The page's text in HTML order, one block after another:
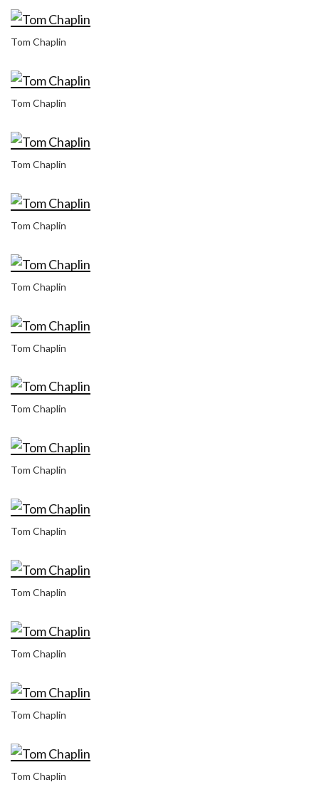
Tom Chaplin
Tom Chaplin
Tom Chaplin
Tom Chaplin
Tom Chaplin
Tom Chaplin
Tom Chaplin
Tom Chaplin
Tom Chaplin
Tom Chaplin
Tom Chaplin
Tom Chaplin
Tom Chaplin